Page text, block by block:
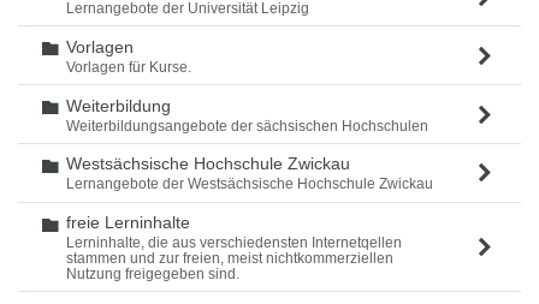
Lernangebote der Universität Leipzig
Ordner
Vorlagen
Vorlagen für Kurse.
Ordner
Weiterbildung
Weiterbildungsangebote der sächsischen Hochschulen
Ordner
Westsächsische Hochschule Zwickau
Lernangebote der Westsächsische Hochschule Zwickau
Ordner
freie Lerninhalte
Lerninhalte, die aus verschiedensten Internetqellen
stammen und zur freien, meist nichtkommerziellen
Nutzung freigegeben sind.